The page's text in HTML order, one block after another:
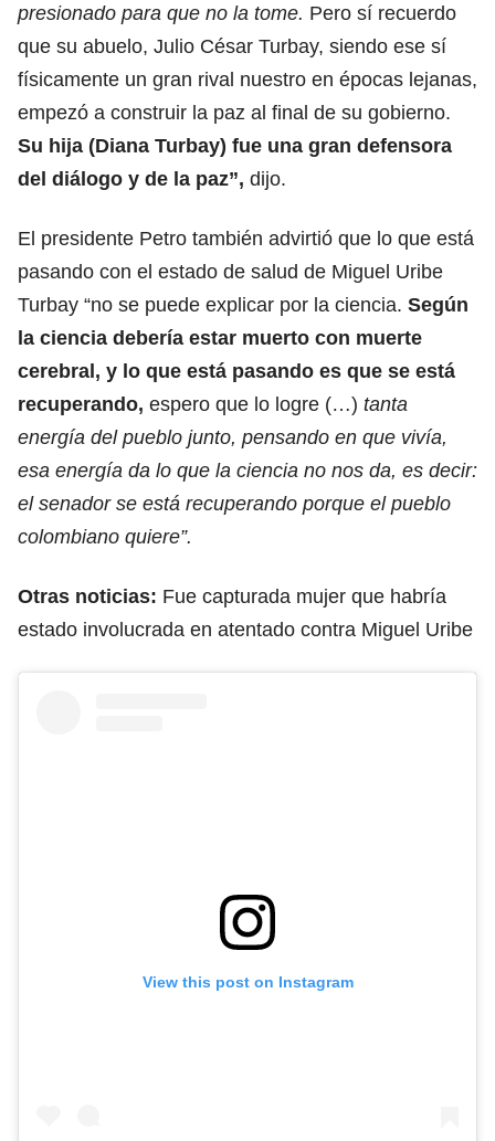
presionado para que no la tome. Pero sí recuerdo
que su abuelo, Julio César Turbay, siendo ese sí
físicamente un gran rival nuestro en épocas lejanas,
empezó a construir la paz al final de su gobierno.
Su hija (Diana Turbay) fue una gran defensora
del diálogo y de la paz”, dijo.
El presidente Petro también advirtió que lo que está
pasando con el estado de salud de Miguel Uribe
Turbay “no se puede explicar por la ciencia. Según
la ciencia debería estar muerto con muerte
cerebral, y lo que está pasando es que se está
recuperando, espero que lo logre (…) tanta
energía del pueblo junto, pensando en que vivía,
esa energía da lo que la ciencia no nos da, es decir:
el senador se está recuperando porque el pueblo
colombiano quiere”.
Otras noticias: Fue capturada mujer que habría
estado involucrada en atentado contra Miguel Uribe
View this post on Instagram